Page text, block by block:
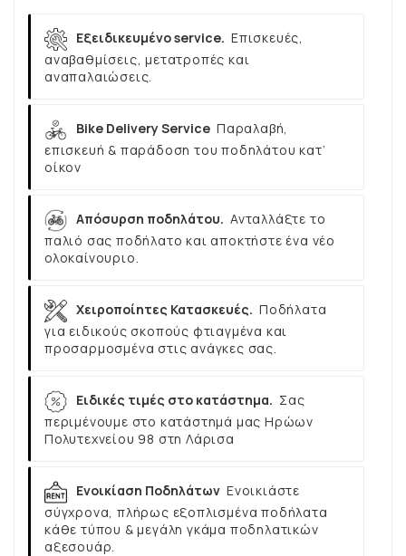
Εξειδικευμένο service. Επισκευές,
αναβαθμίσεις, μετατροπές και
αναπαλαιώσεις.
Bike Delivery Service Παραλαβή,
επισκευή & παράδοση του ποδηλάτου κατ’
οίκον
Απόσυρση ποδηλάτου. Ανταλλάξτε το
παλιό σας ποδήλατο και αποκτήστε ένα νέο
ολοκαίνουριο.
Χειροποίητες Κατασκευές. Ποδήλατα
για ειδικούς σκοπούς φτιαγμένα και
προσαρμοσμένα στις ανάγκες σας.
Ειδικές τιμές στο κατάστημα. Σας
περιμένουμε στο κατάστημά μας Ηρώων
Πολυτεχνείου 98 στη Λάρισα
Ενοικίαση Ποδηλάτων Ενοικιάστε
σύγχρονα, πλήρως εξοπλισμένα ποδήλατα
κάθε τύπου & μεγάλη γκάμα ποδηλατικών
αξεσουάρ.